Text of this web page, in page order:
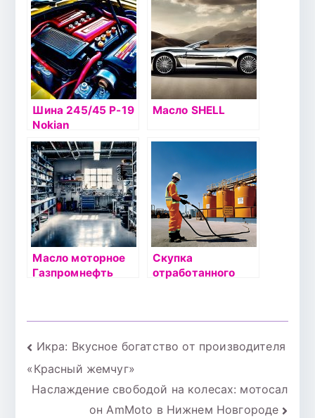
шип
модельный ряд и
цены
Шина 245/45 Р-19
Nokian
Hakkapelitta 8
102T б/к шип
Масло SHELL
Масло моторное
Газпромнефть
Скупка
отработанного
Навигация
по
записям
Икра: Вкусное богатство от производителя
«Красный жемчуг»
Наслаждение свободой на колесах: мотосал
он AmMoto в Нижнем Новгороде